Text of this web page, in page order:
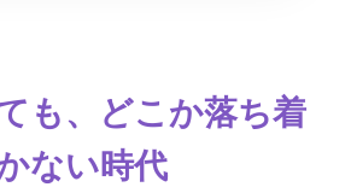
も、どこか落ち着
ない時代